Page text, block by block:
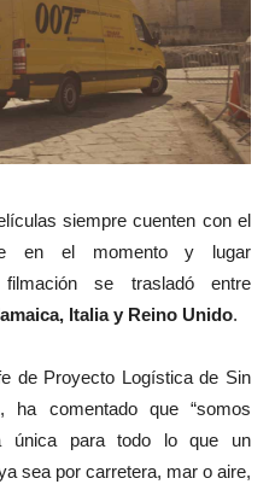
siempre cuenten con el
en el momento y lugar
se trasladó entre
Italia y Reino Unido.
de Proyecto Logística de Sin
comentado que “somos
única para todo lo que un
sea por carretera, mar o aire,